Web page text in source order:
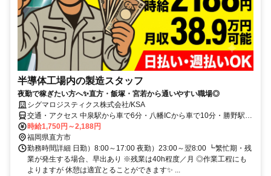
半導体工場内の製造スタッフ
夜勤で稼ぎたい方へ✨直方・飯塚・宮若から通いやすい職場◎
シグマロジスティクス株式会社/KSA
交通・アクセス 中泉駅から車で6分・八幡ICから車で10分・勝野駅か
ら車で11分◎車通勤OK・無料駐車場完備！
時給1,750円～2,188円
福岡県直方市
勤務時間詳細 日勤）8:00～17:00 夜勤）23:00～翌8:00 ┗繁忙期・残
業が発生する場合、早出あり ※残業は40h程度／月 ◎作業工程にも
よりますが 休憩は適宜とることができます✨ ...